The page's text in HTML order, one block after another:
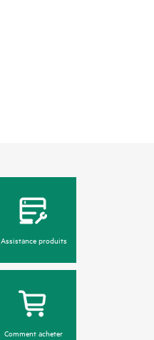
Assistance produits
Comment acheter